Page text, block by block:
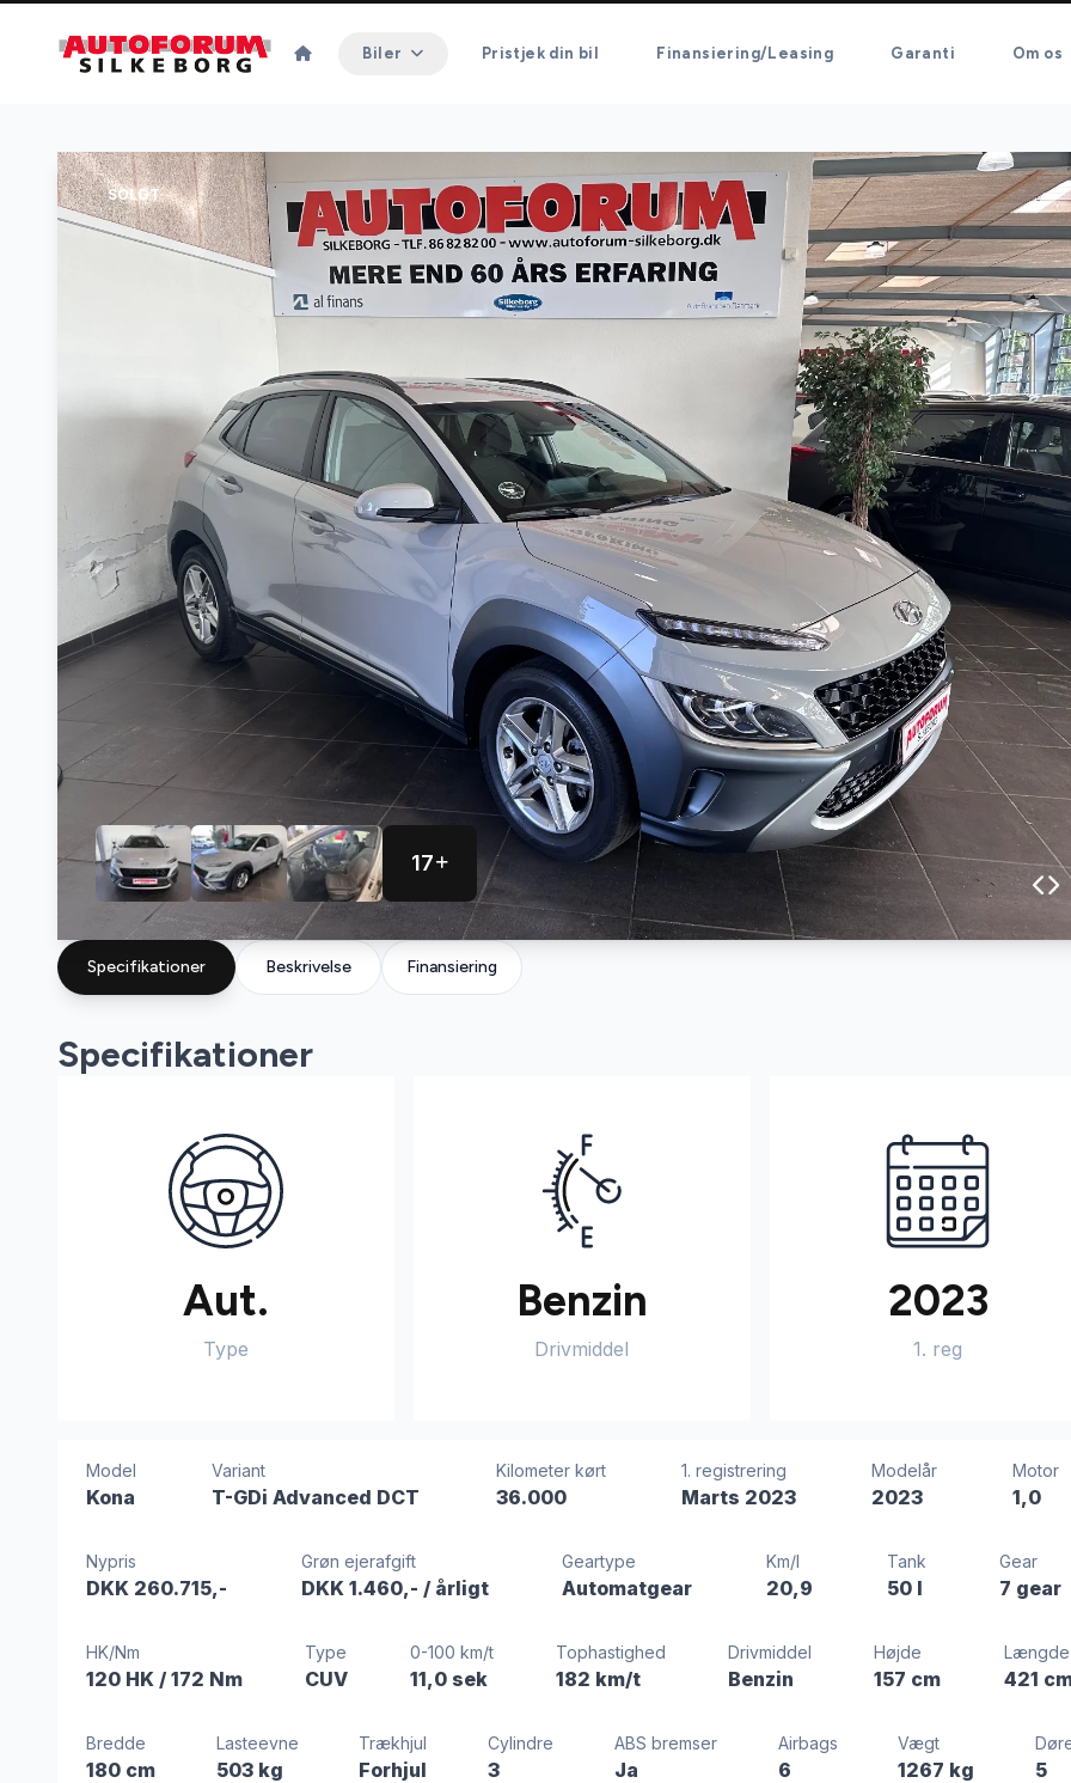
Biler Pristjek din bil Finansiering/Leasing Garanti Om os
SOLGT
17
Specifikationer Beskrivelse Finansiering
Specifikationer
Aut.
Type
Benzin
Drivmiddel
2023
1. reg
Model
Kona
Variant
T-GDi Advanced DCT
Kilometer kørt
36.000
1. registrering
Marts 2023
Modelår
2023
Motor
1,0
Nypris
DKK 260.715,-
Grøn ejerafgift
DKK 1.460,- / årligt
Geartype
Automatgear
Km/l
20,9
Tank
50 l
Gear
7 gear
HK/Nm
120 HK / 172 Nm
Type
CUV
0-100 km/t
11,0 sek
Tophastighed
182 km/t
Drivmiddel
Benzin
Højde
157 cm
Længde
421
Bredde
180 cm
Lasteevne
503 kg
Trækhjul
Forhjul
Cylindre
3
ABS bremser
Ja
Airbags
6
Vægt
1267 kg 5